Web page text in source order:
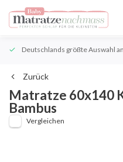
Deutschlands größte Auswahl
Zurück
Matratze 60x140
Bambus
Vergleichen